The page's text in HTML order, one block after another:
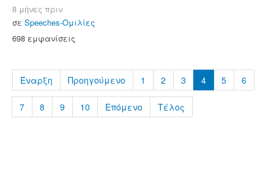
8 μήνες πριν
σε Speeches-Ομιλίες
698 εμφανίσεις
Έναρξη Προηγούμενο 1 2 3 4 5 6
7 8 9 10 Επόμενο Τέλος